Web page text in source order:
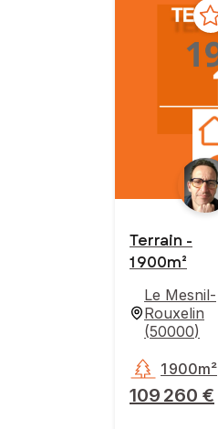
Terrain -
1 900m²
Le Mesnil-
Rouxelin
(50000)
109 260 €
1 900m²